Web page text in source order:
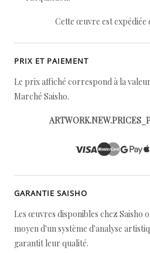
Cette œuvre est expédiée
PRIX ET PAIEMENT
Le prix affiché correspond à la
Marché Saisho.
GARANTIE SAISHO
Les œuvres disponibles chez Saisho
moyen d'un système d'analyse
garantit leur qualité.